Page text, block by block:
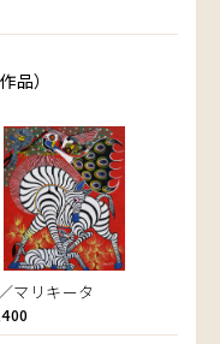
品）
マリキータ